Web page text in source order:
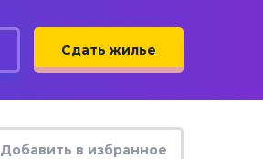
Сдать жилье
Добавить в избранное